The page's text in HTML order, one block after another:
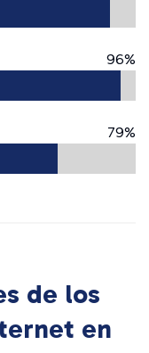
96%
79%
de los
en